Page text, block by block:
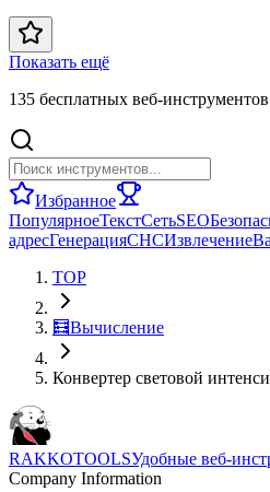
Показать ещё
135 бесплатных веб-
Избранное
ПопулярноеТекстСетьSEO
адресГенерацияСНСИзвлечение
TOP
🧮Вычисление
Конвертер световой
RAKKOTOOLSУдобные веб-
Company Information